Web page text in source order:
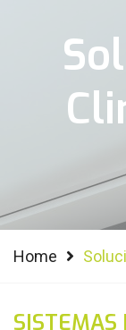
Home
SISTEMAS